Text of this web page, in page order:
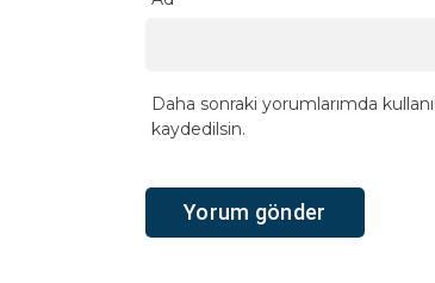
Daha sonraki yorumlarımda
kaydedilsin.